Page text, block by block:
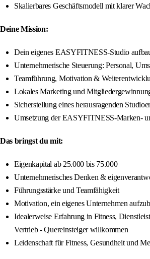
Skalierbares Geschäftsmodell mit klarer
Deine Mission:
Dein eigenes EASYFITNESS-Studio
Unternehmerische Steuerung: Personal,
Teamführung, Motivation &
Lokales Marketing und
Sicherstellung eines herausragenden
Umsetzung der EASYFITNESS-Marken-
Das bringst du mit:
Eigenkapital ab 25.000 bis 75.000
Unternehmerisches Denken &
Führungsstärke und Teamfähigkeit
Motivation, ein eigenes Unternehmen
Idealerweise Erfahrung in Fitness,
Vertrieb - Quereinsteiger willkommen
Leidenschaft für Fitness, Gesundheit und